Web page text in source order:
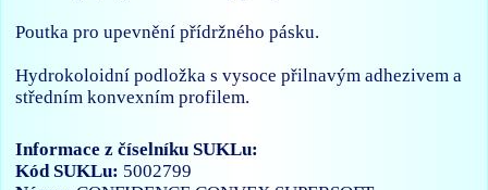
Poutka pro upevnění přídržného pásku.
Hydrokoloidní podložka s vysoce přilnavým adhezivem a
středním konvexním profilem.
Informace z číselníku SUKLu:
Kód SUKLu: 5002799